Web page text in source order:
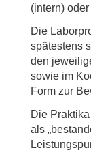
(intern)
Die
spätestens
den
sowie im
Form zur
Die
als